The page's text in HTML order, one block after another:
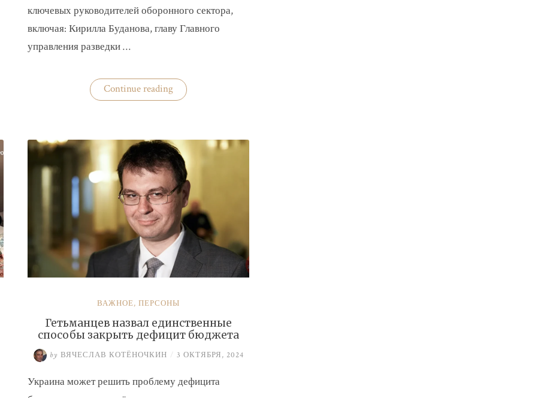
ключевых руководителей оборонного сектора,
включая: Кирилла Буданова, главу Главного
управления разведки …
Continue reading«На
Банковой
Буданова
и
Умерова»
ВАЖНОЕ, ПЕРСОНЫ
Гетьманцев назвал единственные
способы закрыть дефицит бюджета
by ВЯЧЕСЛАВ КОТЁНОЧКИН / 3 ОКТЯБРЯ, 2024
Украина может решить проблему дефицита